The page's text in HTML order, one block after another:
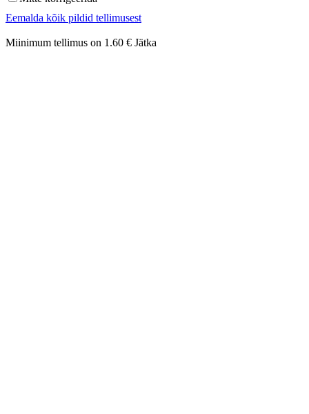
Eemalda kõik pildid tellimusest
Miinimum tellimus on 1.60 € Jätka